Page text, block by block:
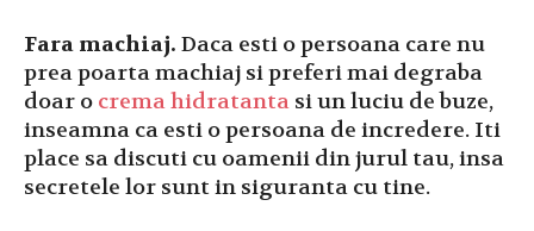
Fara machiaj. Daca esti o persoana care nu
prea poarta machiaj si preferi mai degraba
doar o crema hidratanta si un luciu de buze,
inseamna ca esti o persoana de incredere. Iti
place sa discuti cu oamenii din jurul tau, insa
secretele lor sunt in siguranta cu tine.